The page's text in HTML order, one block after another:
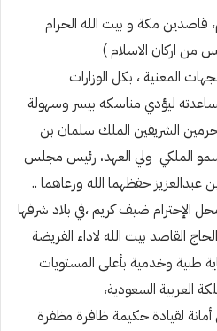
قاصدين مكة و بيت الله الحرام
من اركان الاسلام )
المعنية ، بكل الوزارات
ليؤدي مناسكه بيسر وسهولة
الشريفين الملك سلمان بن
الملكي ولي العهد، رئيس مجلس
عبدالعزيز حفظهما الله ورعاهما ..
الإحترام ضيف كريم ،في بلاد شرفها
القاصد بيت الله لاداء الفريضة
طبية وخدمية بأعلى المستويات
العربية السعودية،
لقيادة حكيمة ظافرة مظفرة